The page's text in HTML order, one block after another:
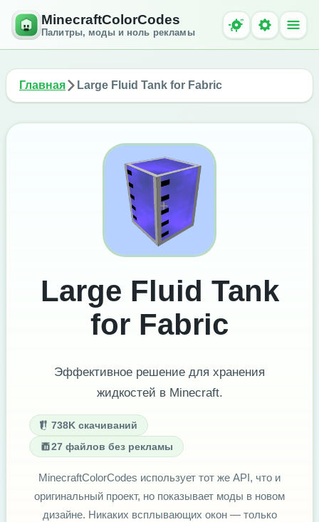
MinecraftColorCodes
Палитры, моды и ноль рекламы
Главная Large Fluid Tank for Fabric
Large Fluid Tank
for Fabric
Эффективное решение для хранения
жидкостей в Minecraft.
738K скачиваний
27 файлов без рекламы
MinecraftColorCodes использует тот же API, что и
оригинальный проект, но показывает моды в новом
дизайне. Никаких всплывающих окон — только